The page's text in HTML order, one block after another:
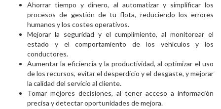
Ahorrar tiempo y dinero, al automatizar y simplificar los
procesos de gestión de tu flota, reduciendo los errores
humanos y los costes operativos.
Mejorar la seguridad y el cumplimiento, al monitorear el
estado y el comportamiento de los vehículos y los
conductores.
Aumentar la eficiencia y la productividad, al optimizar el uso
de los recursos, evitar el desperdicio y el desgaste, y mejorar
la calidad del servicio al cliente.
Tomar mejores decisiones, al tener acceso a información
precisa y detectar oportunidades de mejora.